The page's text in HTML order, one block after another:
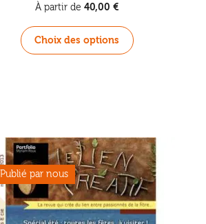
À partir de 40,00 €
Choix des options
produit
peuvent
être
choisies
sur
la
page